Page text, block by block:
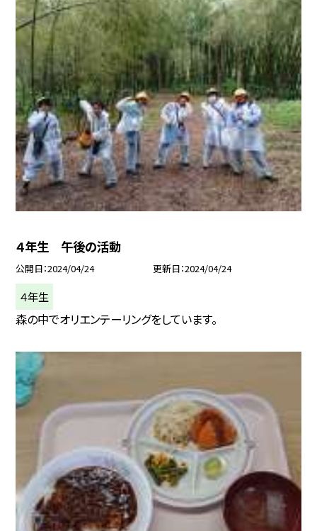
４年生 午後の活動
公開日 2024/04/24 更新日 2024/04/24
４年生
森の中でオリエンテーリングをしています。